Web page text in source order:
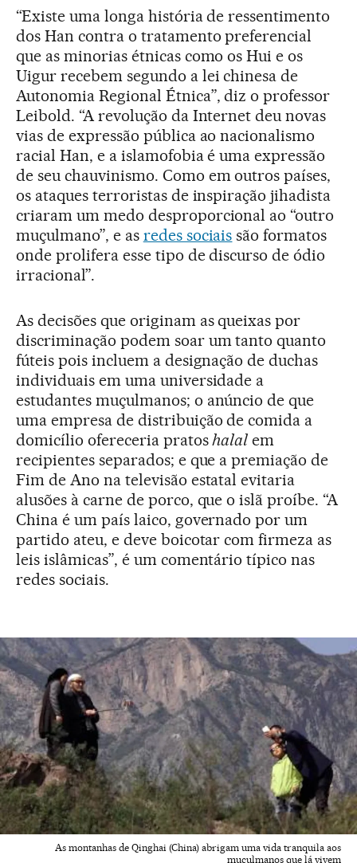
“Existe uma longa história de ressentimento
dos Han contra o tratamento preferencial
que as minorias étnicas como os Hui e os
Uigur recebem segundo a lei chinesa de
Autonomia Regional Étnica”, diz o professor
Leibold. “A revolução da Internet deu novas
vias de expressão pública ao nacionalismo
racial Han, e a islamofobia é uma expressão
de seu chauvinismo. Como em outros países,
os ataques terroristas de inspiração jihadista
criaram um medo desproporcional ao “outro
muçulmano”, e as redes sociais são formatos
onde prolifera esse tipo de discurso de ódio
irracional”.
As decisões que originam as queixas por
discriminação podem soar um tanto quanto
fúteis pois incluem a designação de duchas
individuais em uma universidade a
estudantes muçulmanos; o anúncio de que
uma empresa de distribuição de comida a
domicílio ofereceria pratoshalal em
recipientes separados; e que a premiação de
Fim de Ano na televisão estatal evitaria
alusões à carne de porco, que o islã proíbe. “A
China é um país laico, governado por um
partido ateu, e deve boicotar com firmeza as
leis islâmicas”, é um comentário típico nas
redes sociais.
As montanhas de Qinghai (China) abrigam uma vida tranquila aos
muçulmanos que lá vivem